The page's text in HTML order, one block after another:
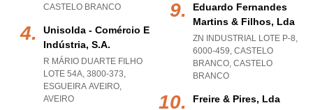
CASTELO BRANCO
Unisolda - Comércio E
Indústria, S.a.
R MÁRIO DUARTE FILHO
LOTE 54A, 3800-373,
ESGUEIRA AVEIRO,
AVEIRO
Eduardo Fernandes
Martins & Filhos, Lda
ZN INDUSTRIAL LOTE P-8,
6000-459, CASTELO
BRANCO, CASTELO
BRANCO
Freire & Pires, Lda